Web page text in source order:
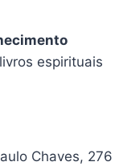
espirituais
Chaves, 276